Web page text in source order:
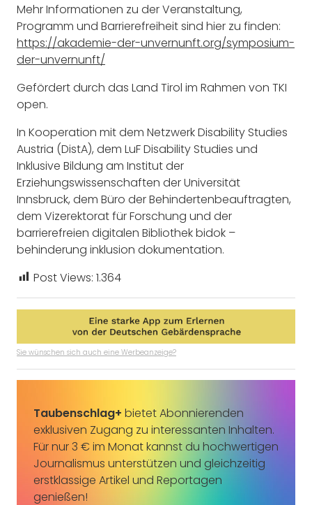
Mehr Informationen zu der Veranstaltung,
Programm und Barrierefreiheit sind hier zu finden:
https://akademie-der-unvernunft.org/symposium-
der-unvernunft/
Gefördert durch das Land Tirol im Rahmen von TKI
open.
In Kooperation mit dem Netzwerk Disability Studies
Austria (DistA), dem LuF Disability Studies und
Inklusive Bildung am Institut der
Erziehungswissenschaften der Universität
Innsbruck, dem Büro der Behindertenbeauftragten,
dem Vizerektorat für Forschung und der
barrierefreien digitalen Bibliothek bidok –
behinderung inklusion dokumentation.
Post Views: 1.364
Sie wünschen sich auch eine Werbeanzeige?
Taubenschlag+ bietet Abonnierenden
exklusiven Zugang zu interessanten Inhalten.
Für nur 3 € im Monat kannst du hochwertigen
Journalismus unterstützen und gleichzeitig
erstklassige Artikel und Reportagen
genießen!